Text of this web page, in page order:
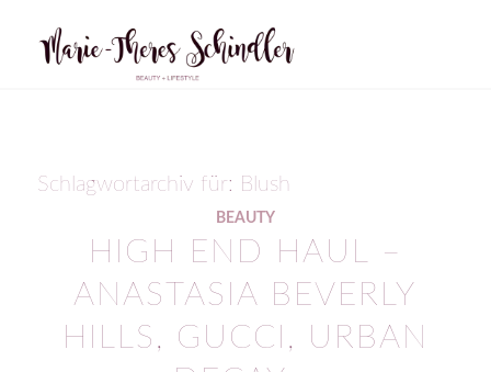
Schlagwortarchiv für: Blush
BEAUTY
HIGH END HAUL –
ANASTASIA BEVERLY
HILLS, GUCCI, URBAN